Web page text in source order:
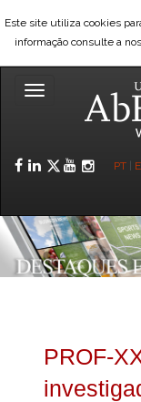
Este site utiliza cookies
informação consulte a
Toggle
Facebook
PT
PROF-